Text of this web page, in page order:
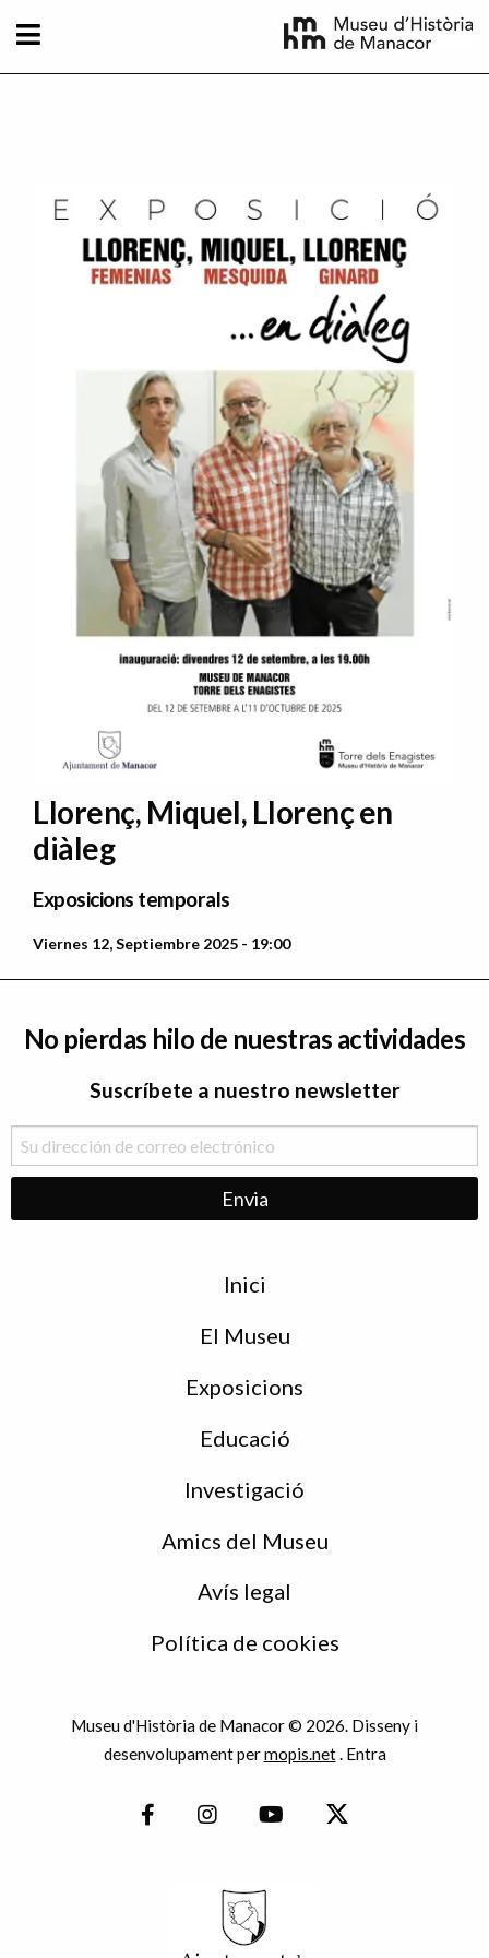
Llorenç, Miquel, Llorenç en
diàleg
Exposicions temporals
Viernes 12, Septiembre 2025 - 19:00
No pierdas hilo de nuestras actividades
Suscríbete a nuestro newsletter
Inici
El Museu
Exposicions
Educació
Investigació
Amics del Museu
Avís legal
Política de cookies
Museu d'Història de Manacor © 2026. Disseny i
desenvolupament permopis.net. Entra